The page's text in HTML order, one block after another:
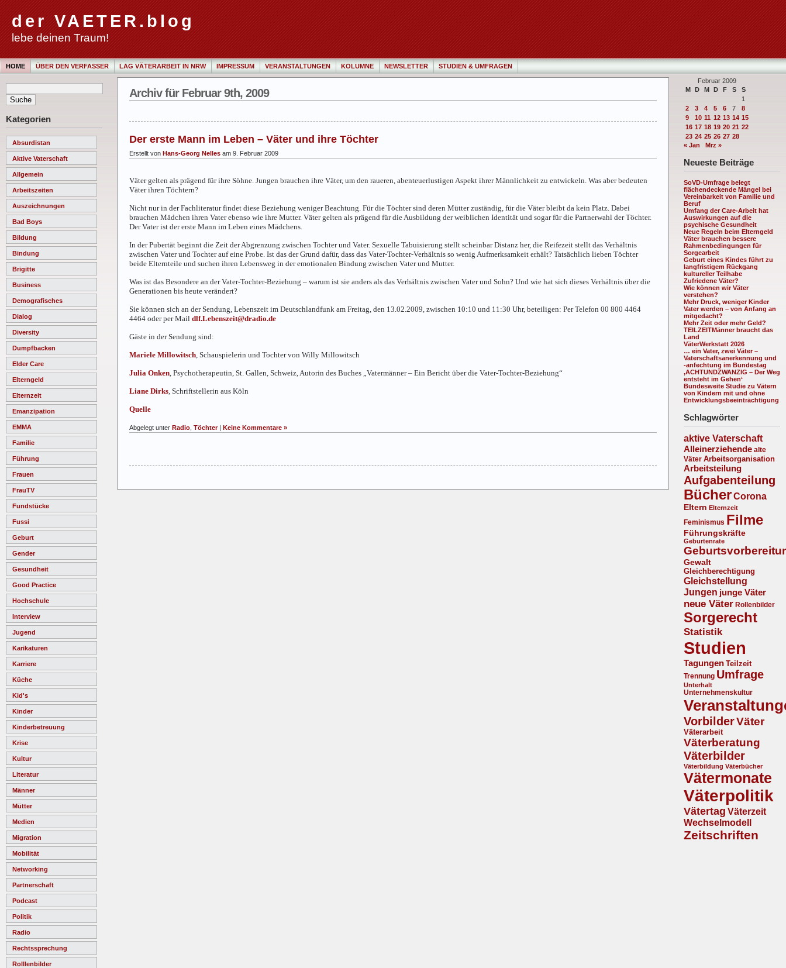
der VAETER.blog
lebe deinen Traum!
HOME ÜBER DEN VERFASSER LAG VÄTERARBEIT IN NRW IMPRESSUM VERANSTALTUNGEN KOLUMNE NEWSLETTER STUDIEN & UMFRAGEN
Kategorien
Absurdistan
Aktive Vaterschaft
Allgemein
Arbeitszeiten
Auszeichnungen
Bad Boys
Bildung
Bindung
Brigitte
Business
Demografisches
Dialog
Diversity
Dumpfbacken
Elder Care
Elterngeld
Elternzeit
Emanzipation
EMMA
Familie
Führung
Frauen
FrauTV
Fundstücke
Fussi
Geburt
Gender
Gesundheit
Good Practice
Hochschule
Interview
Jugend
Karikaturen
Karriere
Küche
Kid's
Kinder
Kinderbetreuung
Krise
Kultur
Literatur
Männer
Mütter
Medien
Migration
Mobilität
Networking
Partnerschaft
Podcast
Politik
Radio
Rechtssprechung
Rolllenbilder
Februar 2009
M D M D F S
S
1
2
3 4 5 6 7
8
9
10 11 12 13 14 15
16 17 18 19 20 21 22
23 24 25 26 27 28
« Jan
Mrz »
Neueste Beiträge
SoVD-Umfrage belegt
flächendeckende Mängel bei
Vereinbarkeit von Familie und
Beruf
Umfang der Care-Arbeit hat
Auswirkungen auf die
psychische Gesundheit
Neue Regeln beim Elterngeld
Väter brauchen bessere
Rahmenbedingungen für
Sorgearbeit
Geburt eines Kindes führt zu
langfristigem Rückgang
kultureller Teilhabe
Zufriedene Väter?
Wie können wir Väter
verstehen?
Mehr Druck, weniger Kinder
Vater werden – von Anfang an
mitgedacht?
Mehr Zeit oder mehr Geld?
TEILZEITMänner braucht das
Land
VäterWerkstatt 2026
… ein Vater, zwei Väter –
Vaterschaftsanerkennung und
-anfechtung im Bundestag
‚ACHTUNDZWANZIG – Der Weg
entsteht im Gehen‘
Bundesweite Studie zu Vätern
von Kindern mit und ohne
Entwicklungsbeeinträchtigung
Schlagwörter
aktive Vaterschaft
Alleinerziehende alte
Väter Arbeitsorganisation
Arbeitsteilung
Aufgabenteilung
BücherCorona
Eltern Elternzeit
Feminismus Filme
Führungskräfte
Geburtenrate
Gewalt
Gleichberechtigung
Gleichstellung
Jungen junge Väter
neue Väter Rollenbilder
Sorgerecht
Statistik
Studien
Tagungen Teilzeit
Trennung Umfrage
Unterhalt
Unternehmenskultur
VorbilderVäter
Väterarbeit
Väterberatung
Väterbilder
Väterbildung Väterbücher
Vätermonate
Väterpolitik
Vätertag Väterzeit
Wechselmodell
Zeitschriften
Archiv für Februar 9th, 2009
Der erste Mann im Leben – Väter und ihre Töchter
Erstellt von Hans-Georg Nelles am 9. Februar 2009
Väter gelten als prägend für ihre Söhne. Jungen brauchen ihre Väter, um den raueren, abenteuerlustigen Aspekt ihrer Männlichkeit zu entwickeln. Was aber bedeuten
Väter ihren Töchtern?
Nicht nur in der Fachliteratur findet diese Beziehung weniger Beachtung. Für die Töchter sind deren Mütter zuständig, für die Väter bleibt da kein Platz. Dabei
brauchen Mädchen ihren Vater ebenso wie ihre Mutter. Väter gelten als prägend für die Ausbildung der weiblichen Identität und sogar für die Partnerwahl der Töchter.
Der Vater ist der erste Mann im Leben eines Mädchens.
In der Pubertät beginnt die Zeit der Abgrenzung zwischen Tochter und Vater. Sexuelle Tabuisierung stellt scheinbar Distanz her, die Reifezeit stellt das Verhältnis
zwischen Vater und Tochter auf eine Probe. Ist das der Grund dafür, dass das Vater-Tochter-Verhältnis so wenig Aufmerksamkeit erhält? Tatsächlich lieben Töchter
beide Elternteile und suchen ihren Lebensweg in der emotionalen Bindung zwischen Vater und Mutter.
Was ist das Besondere an der Vater-Tochter-Beziehung – warum ist sie anders als das Verhältnis zwischen Vater und Sohn? Und wie hat sich dieses Verhältnis über die
Generationen bis heute verändert?
Sie können sich an der Sendung, Lebenszeit im Deutschlandfunk am Freitag, den 13.02.2009, zwischen 10:10 und 11:30 Uhr, beteiligen: Per Telefon 00 800 4464
4464 oder per Mail dlf.Lebenszeit@dradio.de
Gäste in der Sendung sind:
Mariele Millowitsch , Schauspielerin und Tochter von Willy Millowitsch
Julia Onken , Psychotherapeutin, St. Gallen, Schweiz, Autorin des Buches „Vatermänner – Ein Bericht über die Vater-Tochter-Beziehung“
Liane Dirks , Schriftstellerin aus Köln
Quelle
Abgelegt unter Radio Töchter| Keine Kommentare »